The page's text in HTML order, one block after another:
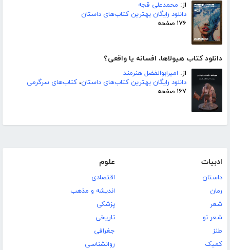
از: محمدعلی قجه
دانلود رایگان بهترین کتاب‌های داستان
۱۷۶ صفحه
دانلود کتاب هیولاها، افسانه یا واقعی؟
از: امیرابوالفضل هنرمند
دانلود رایگان بهترین کتاب‌های داستان، کتاب‌های سرگرمی
۱۶۷ صفحه
ادبیات
داستان
رمان
شعر
شعر نو
طنز
کمیک
علوم
اقتصادی
اندیشه و مذهب
پزشکی
تاریخی
جغرافی
روانشناسی